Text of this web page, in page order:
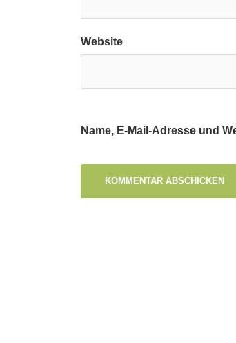
Website
Name, E-Mail-Adresse und